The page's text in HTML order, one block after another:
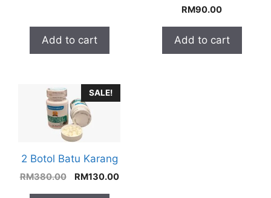
Add to cart
RM90.00
Add to cart
SALE!
2 Botol Batu Karang
RM380.00
Original
RM130.00Current